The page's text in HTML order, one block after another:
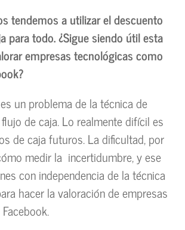
tendemos a utilizar el descuento
para todo. ¿Sigue siendo útil esta
empresas tecnológicas como
un problema de la técnica de
de caja. Lo realmente difícil es
de caja futuros. La dificultad, por
medir la incertidumbre, y ese
con independencia de la técnica
hacer la valoración de empresas